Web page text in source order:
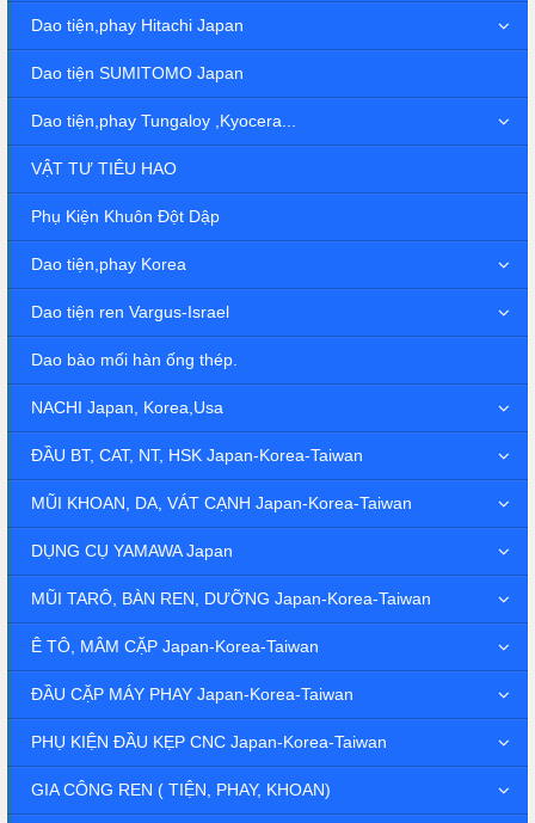
Dao tiện,phay Hitachi Japan
Dao tiện SUMITOMO Japan
Dao tiện,phay Tungaloy ,Kyocera...
VẬT TƯ TIÊU HAO
Phụ Kiện Khuôn Đột Dập
Dao tiện,phay Korea
Dao tiện ren Vargus-Israel
Dao bào mối hàn ống thép.
NACHI Japan, Korea,Usa
ĐẦU BT, CAT, NT, HSK Japan-Korea-Taiwan
MŨI KHOAN, DA, VÁT CẠNH Japan-Korea-Taiwan
DỤNG CỤ YAMAWA Japan
MŨI TARÔ, BÀN REN, DƯỠNG Japan-Korea-Taiwan
Ê TÔ, MÂM CẶP Japan-Korea-Taiwan
ĐẦU CẶP MÁY PHAY Japan-Korea-Taiwan
PHỤ KIỆN ĐẦU KẸP CNC Japan-Korea-Taiwan
GIA CÔNG REN ( TIỆN, PHAY, KHOAN)